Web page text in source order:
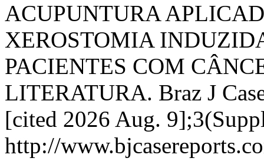
ACUPUNTURA
XEROSTOMIA
PACIENTES COM
LITERATURA. Braz J
[cited 2026 Aug.
http://